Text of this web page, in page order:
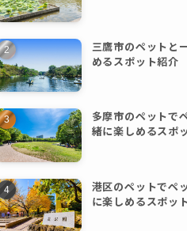
三鷹市のペットと
めるスポット紹介
多摩市のペットで
緒に楽しめるスポ
港区のペットでペ
に楽しめるスポッ